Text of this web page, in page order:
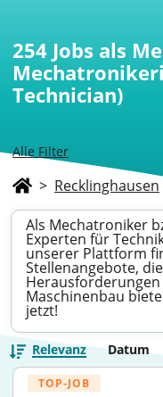
Alle Filter
254 Jobs als
Technician)
> Recklinghausen
Als Mechatroniker
Experten für
unserer Plattform
Stellenangebote,
Maschinenbau
jetzt!
Relevanz Datum
TOP-JOB